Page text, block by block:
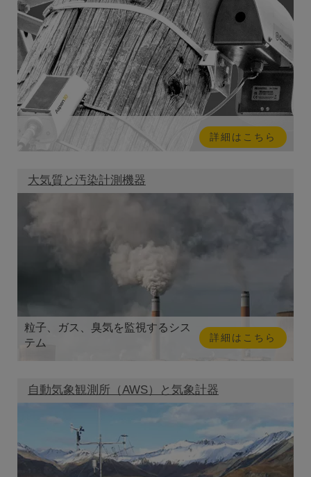
詳細はこちら
大気質と汚染計測機器
詳細はこちら
粒子、ガス、臭気を監視するシス
テム
自動気象観測所（AWS）と気象計器